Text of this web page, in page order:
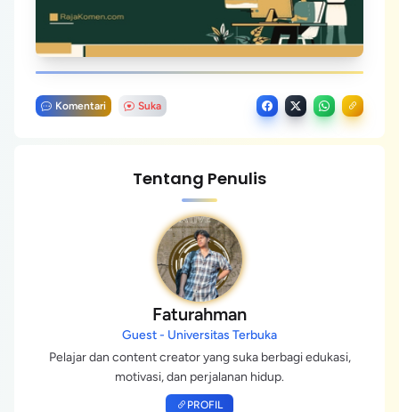
Komentari Suka
Tentang Penulis
Faturahman
Guest - Universitas Terbuka
Pelajar dan content creator yang suka berbagi edukasi,
motivasi, dan perjalanan hidup.
PROFIL